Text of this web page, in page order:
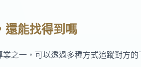
還能找得到嗎
之一，可以透過多種方式追蹤對方